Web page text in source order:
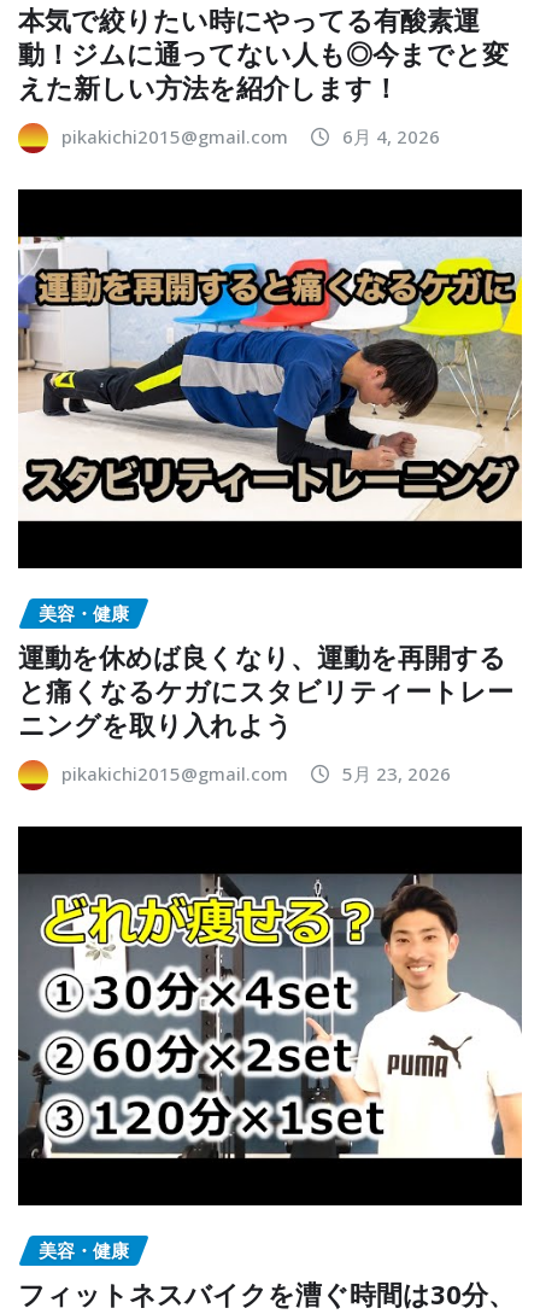
本気で絞りたい時にやってる有酸素運
動！ジムに通ってない人も◎今までと変
えた新しい方法を紹介します！
pikakichi2015@gmail.com 6月 4, 2026
美容・健康
運動を休めば良くなり、運動を再開する
と痛くなるケガにスタビリティートレー
ニングを取り入れよう
pikakichi2015@gmail.com 5月 23, 2026
美容・健康
フィットネスバイクを漕ぐ時間は30分、